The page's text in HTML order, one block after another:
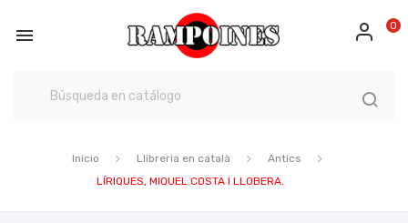
 0
Inicio Llibreria en català
Antics
LÍRIQUES, MIQUEL COSTA I LLOBERA.